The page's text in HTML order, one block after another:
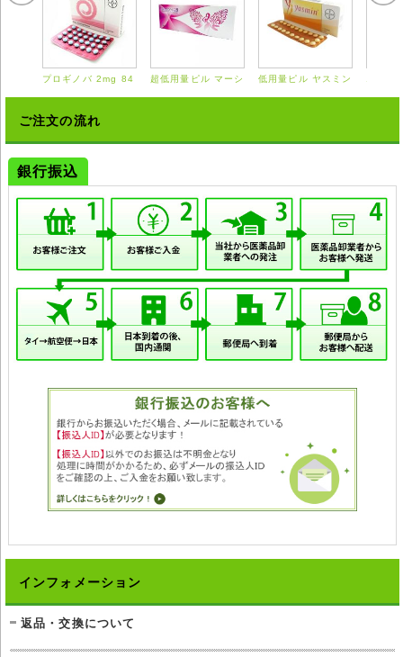
プロギノバ 2mg 84
超低用量ピル マーシ
低用量ピル ヤスミン
ご注文の流れ
銀行振込
インフォメーション
返品・交換について